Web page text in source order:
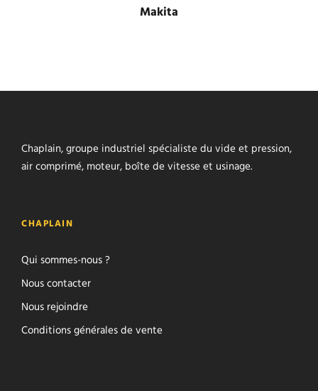
Makita
Chaplain, groupe industriel spécialiste du vide et pression,
air comprimé, moteur, boîte de vitesse et usinage.
CHAPLAIN
Qui sommes-nous ?
Nous contacter
Nous rejoindre
Conditions générales de vente